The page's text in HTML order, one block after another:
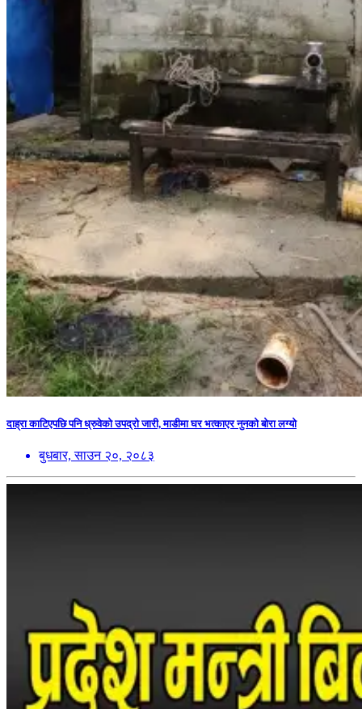
दाह्रा काटिएपछि पनि ध्रुवेको उपद्रो जारी, माडीमा घर भत्काएर नुनको बोरा लग्यो
बुधबार, साउन २०, २०८३